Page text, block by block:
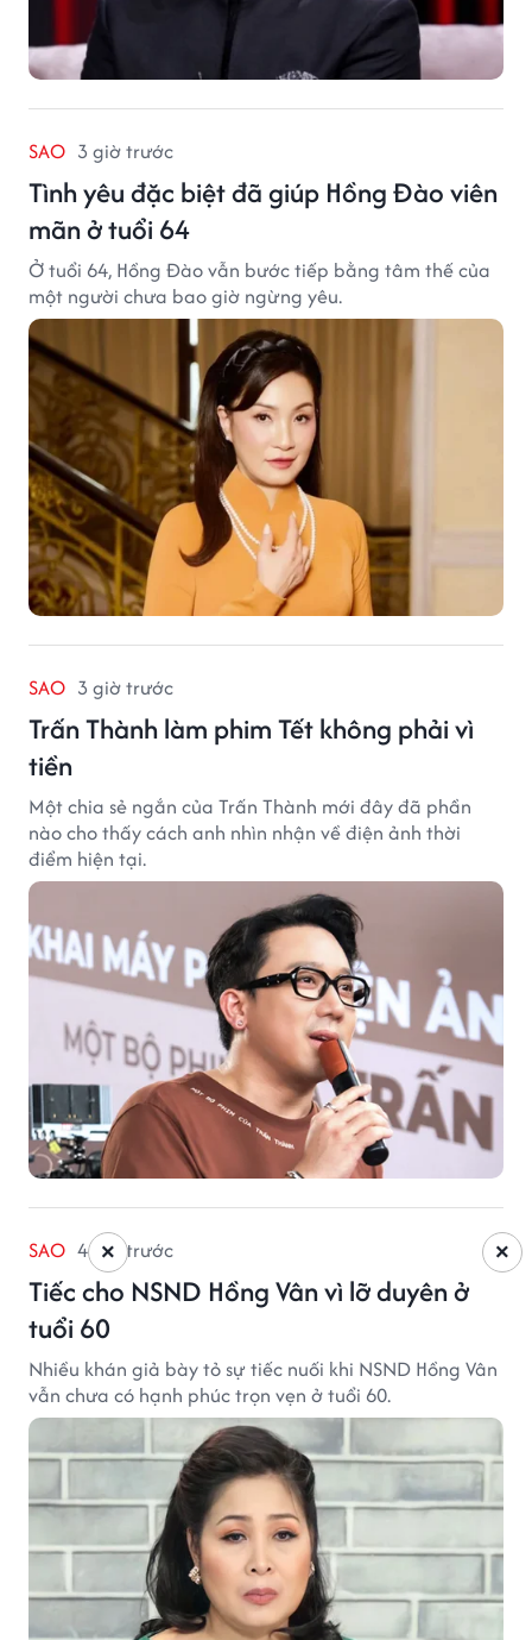
SAO 3 giờ trước
Tình yêu đặc biệt đã giúp Hồng Đào viên
mãn ở tuổi 64
Ở tuổi 64, Hồng Đào vẫn bước tiếp bằng tâm thế của
một người chưa bao giờ ngừng yêu.
SAO 3 giờ trước
Trấn Thành làm phim Tết không phải vì
tiền
Một chia sẻ ngắn của Trấn Thành mới đây đã phần
nào cho thấy cách anh nhìn nhận về điện ảnh thời
điểm hiện tại.
SAO 4 giờ trước
Tiếc cho NSND Hồng Vân vì lỡ duyên ở
tuổi 60
Nhiều khán giả bày tỏ sự tiếc nuối khi NSND Hồng Vân
vẫn chưa có hạnh phúc trọn vẹn ở tuổi 60.
×
×